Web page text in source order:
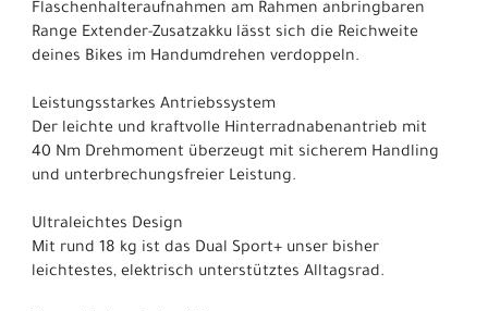
Flaschenhalteraufnahmen am Rahmen anbringbaren
Range Extender-Zusatzakku lässt sich die Reichweite
deines Bikes im Handumdrehen verdoppeln.
Leistungsstarkes Antriebssystem
Der leichte und kraftvolle Hinterradnabenantrieb mit
40 Nm Drehmoment überzeugt mit sicherem Handling
und unterbrechungsfreier Leistung.
Ultraleichtes Design
Mit rund 18 kg ist das Dual Sport+ unser bisher
leichtestes, elektrisch unterstütztes Alltagsrad.